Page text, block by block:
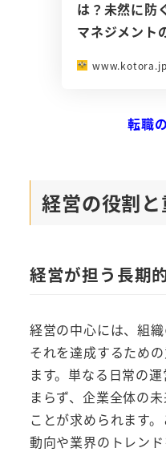
は？未然に防
マネジメント
www.kotora.jp
転職
経営の役割
経営が担う長期
経営の中心には、組
それを達成するため
ます。単なる日常の
まらず、企業全体の
ことが求められます
動向や業界のトレン